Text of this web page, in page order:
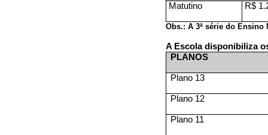
Matutino R$
Obs.: A 3ª série do
A Escola disponibiliza
PLANOS
Plano 13
Plano 12
Plano 11